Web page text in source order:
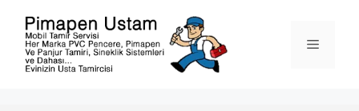
Menü